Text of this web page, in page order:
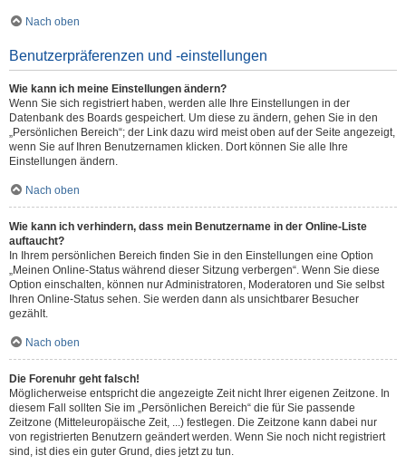
Nach oben
Benutzerpräferenzen und -einstellungen
Wie kann ich meine Einstellungen ändern?
Wenn Sie sich registriert haben, werden alle Ihre Einstellungen in der
Datenbank des Boards gespeichert. Um diese zu ändern, gehen Sie in den
„Persönlichen Bereich“; der Link dazu wird meist oben auf der Seite angezeigt,
wenn Sie auf Ihren Benutzernamen klicken. Dort können Sie alle Ihre
Einstellungen ändern.
Nach oben
Wie kann ich verhindern, dass mein Benutzername in der Online-Liste
auftaucht?
In Ihrem persönlichen Bereich finden Sie in den Einstellungen eine Option
„Meinen Online-Status während dieser Sitzung verbergen“. Wenn Sie diese
Option einschalten, können nur Administratoren, Moderatoren und Sie selbst
Ihren Online-Status sehen. Sie werden dann als unsichtbarer Besucher
gezählt.
Nach oben
Die Forenuhr geht falsch!
Möglicherweise entspricht die angezeigte Zeit nicht Ihrer eigenen Zeitzone. In
diesem Fall sollten Sie im „Persönlichen Bereich“ die für Sie passende
Zeitzone (Mitteleuropäische Zeit, ...) festlegen. Die Zeitzone kann dabei nur
von registrierten Benutzern geändert werden. Wenn Sie noch nicht registriert
sind, ist dies ein guter Grund, dies jetzt zu tun.